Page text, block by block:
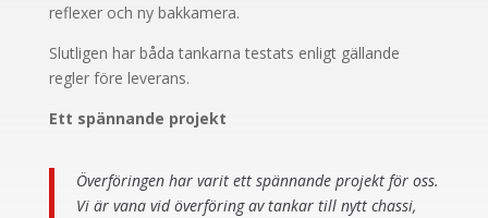
reflexer och ny bakkamera.
Slutligen har båda tankarna testats enligt gällande
regler före leverans.
Ett spännande projekt
Överföringen har varit ett spännande projekt för oss.
Vi är vana vid överföring av tankar till nytt chassi,